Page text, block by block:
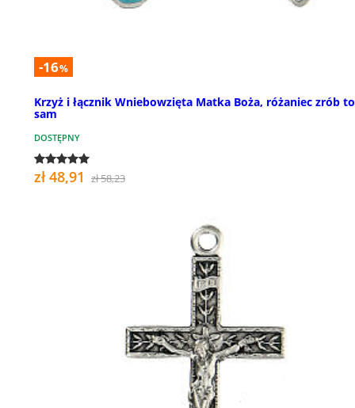
-16%
Krzyż i łącznik Wniebowzięta Matka Boża, różaniec zrób to
sam
DOSTĘPNY
zł 48,91 zł 58,23